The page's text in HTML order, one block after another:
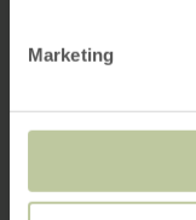
Marketing